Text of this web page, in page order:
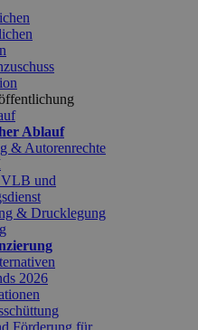
Ablauf
& Autorenrechte
und
& Drucklegung
2026
Förderung für